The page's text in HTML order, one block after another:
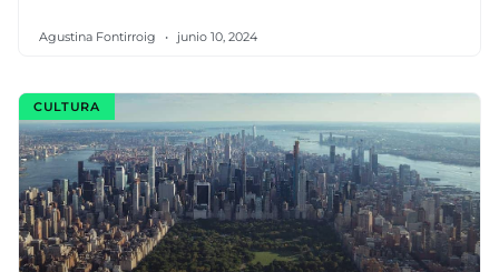
Agustina Fontirroig junio 10, 2024
CULTURA